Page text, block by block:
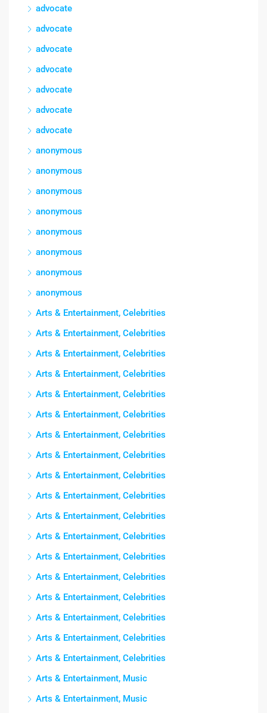
advocate
advocate
advocate
advocate
advocate
advocate
advocate
anonymous
anonymous
anonymous
anonymous
anonymous
anonymous
anonymous
anonymous
Arts & Entertainment, Celebrities
Arts & Entertainment, Celebrities
Arts & Entertainment, Celebrities
Arts & Entertainment, Celebrities
Arts & Entertainment, Celebrities
Arts & Entertainment, Celebrities
Arts & Entertainment, Celebrities
Arts & Entertainment, Celebrities
Arts & Entertainment, Celebrities
Arts & Entertainment, Celebrities
Arts & Entertainment, Celebrities
Arts & Entertainment, Celebrities
Arts & Entertainment, Celebrities
Arts & Entertainment, Celebrities
Arts & Entertainment, Celebrities
Arts & Entertainment, Celebrities
Arts & Entertainment, Celebrities
Arts & Entertainment, Celebrities
Arts & Entertainment, Music
Arts & Entertainment, Music